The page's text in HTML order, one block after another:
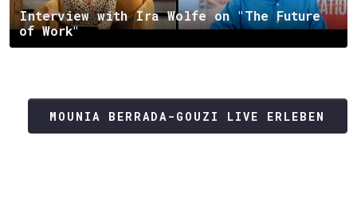
Interview with Ira Wolfe on "The Future
of Work"
MOUNIA BERRADA-GOUZI LIVE ERLEBEN